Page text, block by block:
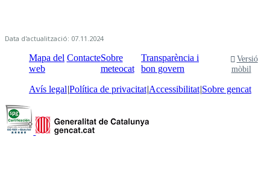
Data d'actualització: 07.11.2024
Mapa del
web
ContacteSobre
meteocat
Transparència i
bon govern
Versió
mòbil
Avís legal Política de privacitat Accessibilitat Sobre gencat